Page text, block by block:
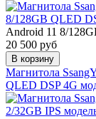
Android 11 8/
20 500 руб
В корзину
Магнитола
QLED DSP 4G